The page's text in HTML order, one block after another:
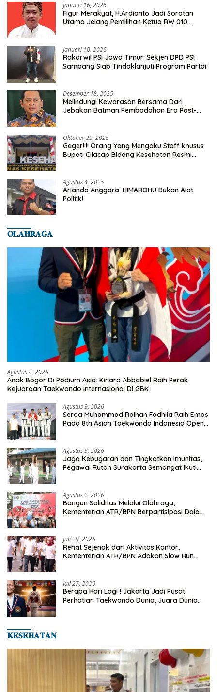
Januari 16, 2026
Figur Merakyat, H.Ardianto Jadi Sorotan
Utama Jelang Pemilihan Ketua RW 010
Januari 10, 2026
Rakorwil PSI Jawa Timur: Sekjen DPD PSI
Sampang Siap Tindaklanjuti Program Partai
Desember 18, 2025
Melindungi Kewarasan Bersama Dari
Jebakan Batman Pembodohan Era Post-
Oktober 23, 2025
Geger!!!! Orang Yang Mengaku Staff khusus
Bupati Cilacap Bidang Kesehatan Resmi
Agustus 4, 2025
Ariando Anggara: HIMAROHU Bukan Alat
Politik!
𝐎𝐋𝐀𝐇𝐑𝐀𝐆𝐀
Agustus 4, 2026
Anak Bogor Di Podium Asia: Kinara Abbabiel Raih Perak
Kejuaraan Taekwondo Internasional Di GBK
Agustus 3, 2026
Serda Muhammad Raihan Fadhila Raih Emas
Pada 8th Asian Taekwondo Indonesia Open
Agustus 3, 2026
Jaga Kebugaran dan Tingkatkan Imunitas,
Pegawai Rutan Surakarta Semangat Ikuti
Agustus 2, 2026
Bangun Soliditas Melalui Olahraga,
Kementerian ATR/BPN Berpartisipasi Dalam
Juli 29, 2026
Rehat Sejenak dari Aktivitas Kantor,
Kementerian ATR/BPN Adakan Slow Run
Juli 27, 2026
Berapa Hari Lagi ! Jakarta Jadi Pusat
Perhatian Taekwondo Dunia, Juara Dunia
𝐊𝐄𝐒𝐄𝐇𝐀𝐓𝐀𝐍